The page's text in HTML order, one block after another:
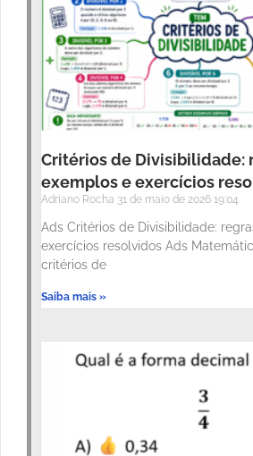
Critérios de Divisibilidade:
exemplos e exercícios
Adriano Rocha 31 de maio de 2026 19:04
Ads Critérios de Divisibilidade:
exercícios resolvidos Ads
critérios de
Saiba mais »